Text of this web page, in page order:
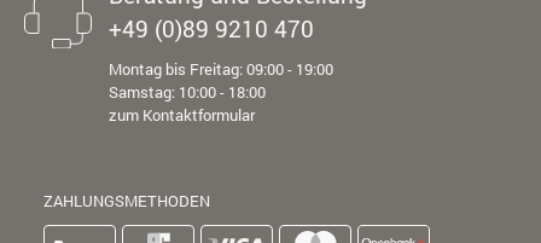
+49 (0)89 9210 470
Montag bis Freitag: 09:00 - 19:00
Samstag: 10:00 - 18:00
zum Kontaktformular
ZAHLUNGSMETHODEN